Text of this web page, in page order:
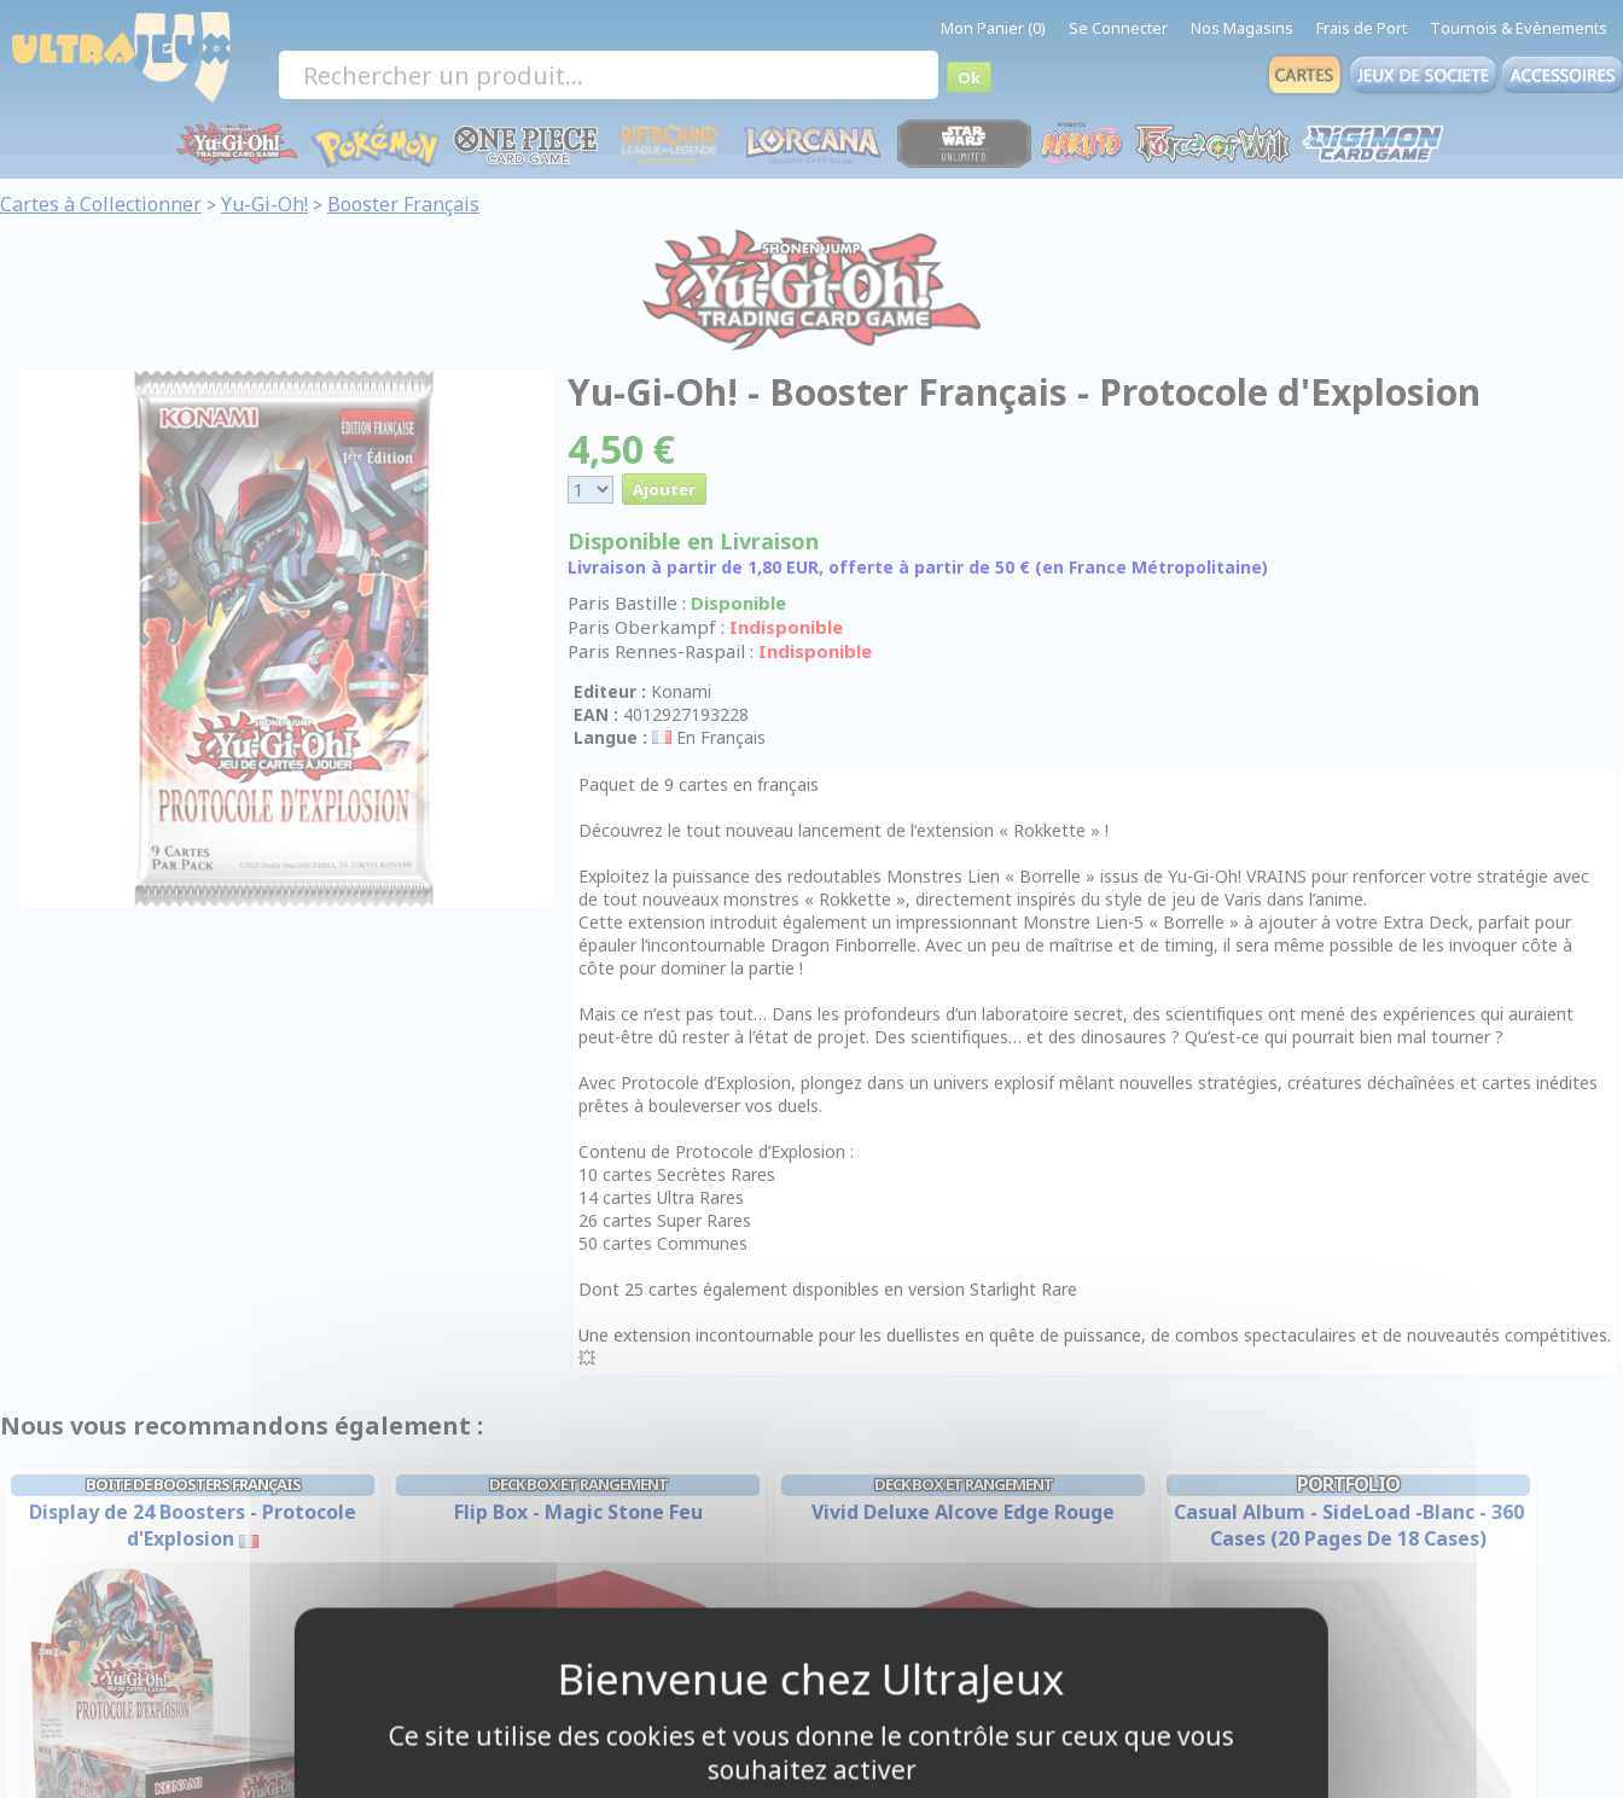
Mon Panier (0) Se Connecter Nos Magasins Frais de Port Tournois & Evènements
Cartes à Collectionner > Yu-Gi-Oh! > Booster Français
Yu-Gi-Oh! - Booster Français - Protocole d'Explosion
4,50 €
Disponible en Livraison
Livraison à partir de 1,80 EUR, offerte à partir de 50 € (en France Métropolitaine)
Paris Bastille : Disponible
Paris Oberkampf : Indisponible
Paris Rennes-Raspail : Indisponible
Editeur : Konami
EAN : 4012927193228
Langue :
En Français
Paquet de 9 cartes en français
Découvrez le tout nouveau lancement de l’extension « Rokkette » !
Exploitez la puissance des redoutables Monstres Lien « Borrelle » issus de Yu-Gi-Oh! VRAINS pour renforcer votre stratégie avec
de tout nouveaux monstres « Rokkette », directement inspirés du style de jeu de Varis dans l’anime.
Cette extension introduit également un impressionnant Monstre Lien-5 « Borrelle » à ajouter à votre Extra Deck, parfait pour
épauler l’incontournable Dragon Finborrelle. Avec un peu de maîtrise et de timing, il sera même possible de les invoquer côte à
côte pour dominer la partie !
Mais ce n’est pas tout… Dans les profondeurs d’un laboratoire secret, des scientifiques ont mené des expériences qui auraient
peut-être dû rester à l’état de projet. Des scientifiques… et des dinosaures ? Qu’est-ce qui pourrait bien mal tourner ?
Avec Protocole d’Explosion, plongez dans un univers explosif mêlant nouvelles stratégies, créatures déchaînées et cartes inédites
prêtes à bouleverser vos duels.
Contenu de Protocole d’Explosion :
10 cartes Secrètes Rares
14 cartes Ultra Rares
26 cartes Super Rares
50 cartes Communes
Dont 25 cartes également disponibles en version Starlight Rare
Une extension incontournable pour les duellistes en quête de puissance, de combos spectaculaires et de nouveautés compétitives.
💥
Nous vous recommandons également :
BOITE DE BOOSTERS FRANÇAIS
Display de 24 Boosters - Protocole
d'Explosion
DECK BOX ET RANGEMENT
Flip Box - Magic Stone Feu
DECK BOX ET RANGEMENT
Vivid Deluxe Alcove Edge Rouge
PORTFOLIO
Casual Album - SideLoad -Blanc - 360
Cases (20 Pages De 18 Cases)
Panneau de gestion des cookies
Ce site utilise des cookies et vous donne le contrôle sur ceux que vous
souhaitez activer